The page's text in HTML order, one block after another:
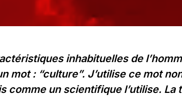
inhabituelles de
mot : “culture”. J’utilise ce mot
comme un scientifique l’utilise. La